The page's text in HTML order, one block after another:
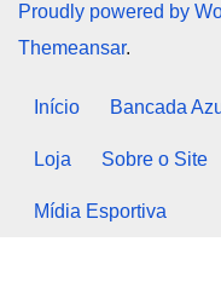
Proudly powered by
Themeansar.
Início Bancada
Loja Sobre o Site
Mídia Esportiva